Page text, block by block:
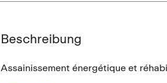
Beschreibung
Assainissement énergétique et